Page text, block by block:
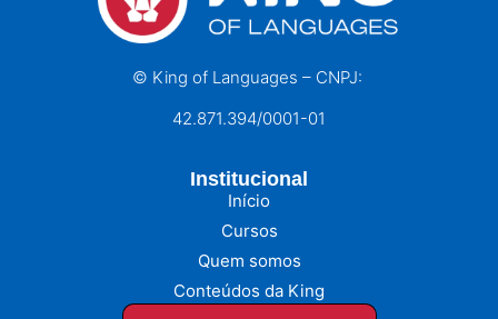
© King of Languages – CNPJ:
42.871.394/0001-01
Institucional
Início
Cursos
Quem somos
Conteúdos da King